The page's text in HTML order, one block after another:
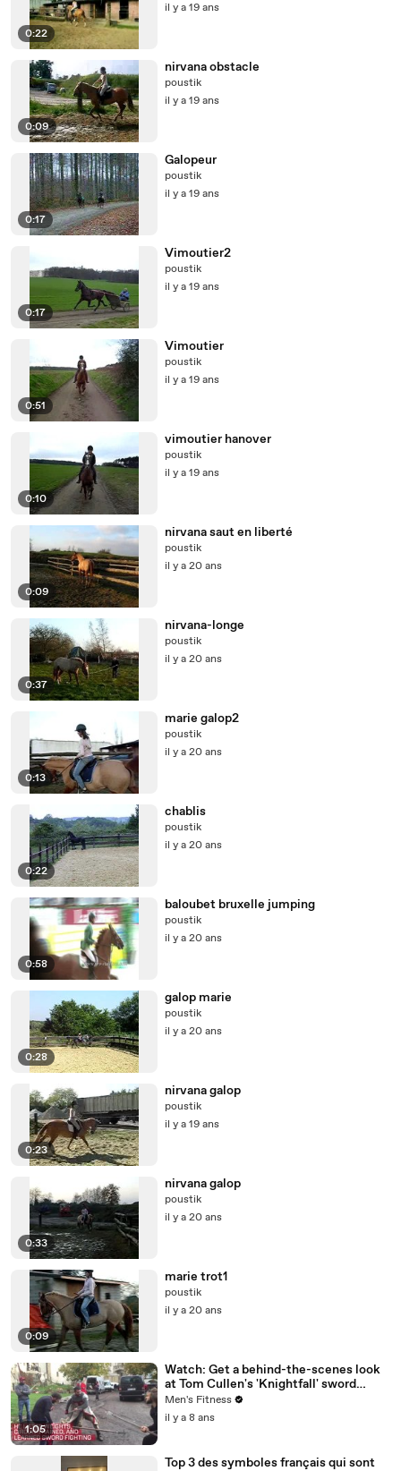
0:22
il y a 19 ans
0:09
nirvana obstacle
poustik
il y a 19 ans
0:17
Galopeur
poustik
il y a 19 ans
0:17
Vimoutier2
poustik
il y a 19 ans
0:51
Vimoutier
poustik
il y a 19 ans
0:10
vimoutier hanover
poustik
il y a 19 ans
0:09
nirvana saut en liberté
poustik
il y a 20 ans
0:37
nirvana-longe
poustik
il y a 20 ans
0:13
marie galop2
poustik
il y a 20 ans
0:22
chablis
poustik
il y a 20 ans
0:58
baloubet bruxelle jumping
poustik
il y a 20 ans
0:28
galop marie
poustik
il y a 20 ans
0:23
nirvana galop
poustik
il y a 19 ans
0:33
nirvana galop
poustik
il y a 20 ans
0:09
marie trot1
poustik
il y a 20 ans
1:05
Watch: Get a behind-the-scenes look
at Tom Cullen's 'Knightfall' sword
training
Men's Fitness
il y a 8 ans
Top 3 des symboles français qui sont